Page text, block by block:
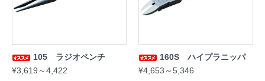
105 ラジオペンチ
¥3,619～4,422
160S ハイプラニッパ
¥4,653～5,346